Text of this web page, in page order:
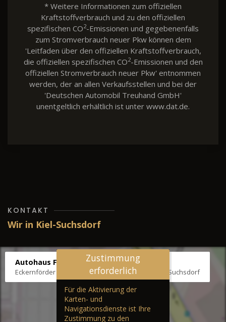
* Weitere Informationen zum offiziellen
Kraftstoffverbrauch und zu den offiziellen
spezifischen CO2-Emissionen und gegebenenfalls
zum Stromverbrauch neuer Pkw können dem
'Leitfaden über den offiziellen Kraftstoffverbrauch,
die offiziellen spezifischen CO2-Emissionen und den
offiziellen Stromverbrauch neuer Pkw' entnommen
werden, der an allen Verkaufsstellen und bei der
'Deutschen Automobil Treuhand GmbH'
unentgeltlich erhältlich ist unter www.dat.de.
KONTAKT
Wir in Kiel-Suchsdorf
Autohaus Fräter
Eckernförder Str. /Klausbrooker Weg 1, 24107 Kiel-Suchsdorf
Zustimmung
erforderlich
Für die Aktivierung der
Karten- und
Navigationsdienste ist Ihre
Zustimmung zu den